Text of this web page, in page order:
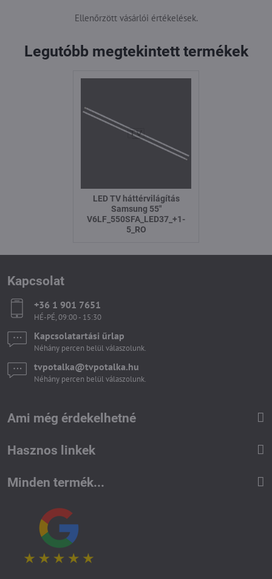
Ellenőrzött vásárlói értékelések.
Legutóbb megtekintett termékek
LED TV háttérvilágítás
Samsung 55"
V6LF_550SFA_LED37_+1-
5_RO
Kapcsolat
+36 1 901 7651
HÉ-PÉ, 09:00 - 15:30
Kapcsolatartási űrlap
Néhány percen belül válaszolunk.
tvpotalka​@tvpotalka​.hu
Néhány percen belül válaszolunk.
Ami még érdekelhetné
Hasznos linkek
Minden termék...